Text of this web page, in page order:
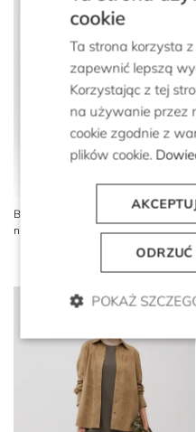
Beżowa sukienka z jedwabiu
na szerokich ramiączkach
1 499 zł
cookie
Ta strona korzysta
zapewnić lepszą
Korzystając z tej
na używanie przez
cookie zgodnie z
plików cookie.
POKAŻ